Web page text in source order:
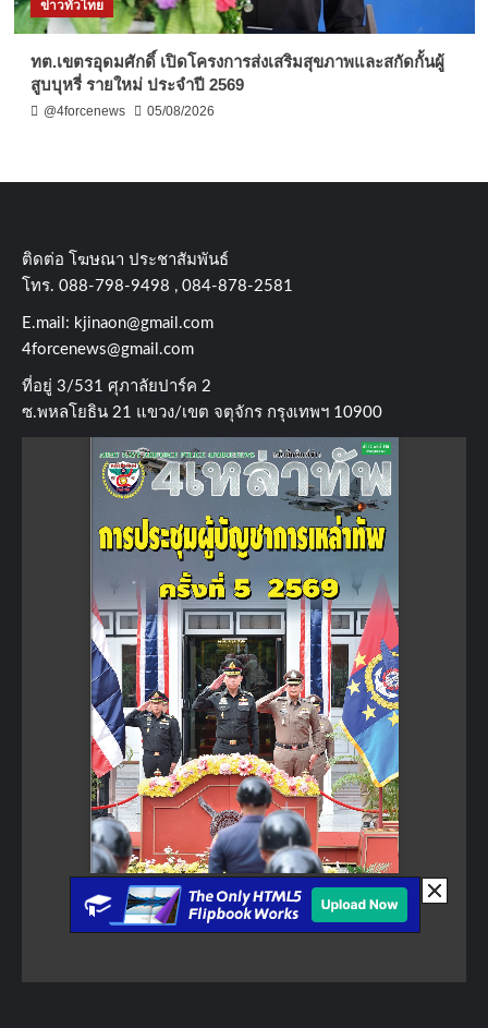
ข่าวทั่วไทย
ทต.เขตรอุดมศักดิ์ เปิดโครงการส่งเสริมสุขภาพและสกัดกั้นผู้
สูบบุหรี่ รายใหม่ ประจำปี 2569
@4forcenews 05/08/2026
ติดต่อ​ โฆษณา​ ประชาสัมพันธ์
โทร​. 088-798-9498 , 084-878-2581
E.mail: kjinaon@gmail.com
4forcenews@gmail.com
ที่อยู่​ 3/531​ ศุภาลัยปาร์ค​ 2
ซ.พหลโยธิน​ 21​ แขวง/เขต​ จตุจักร​ กรุงเทพฯ 10900